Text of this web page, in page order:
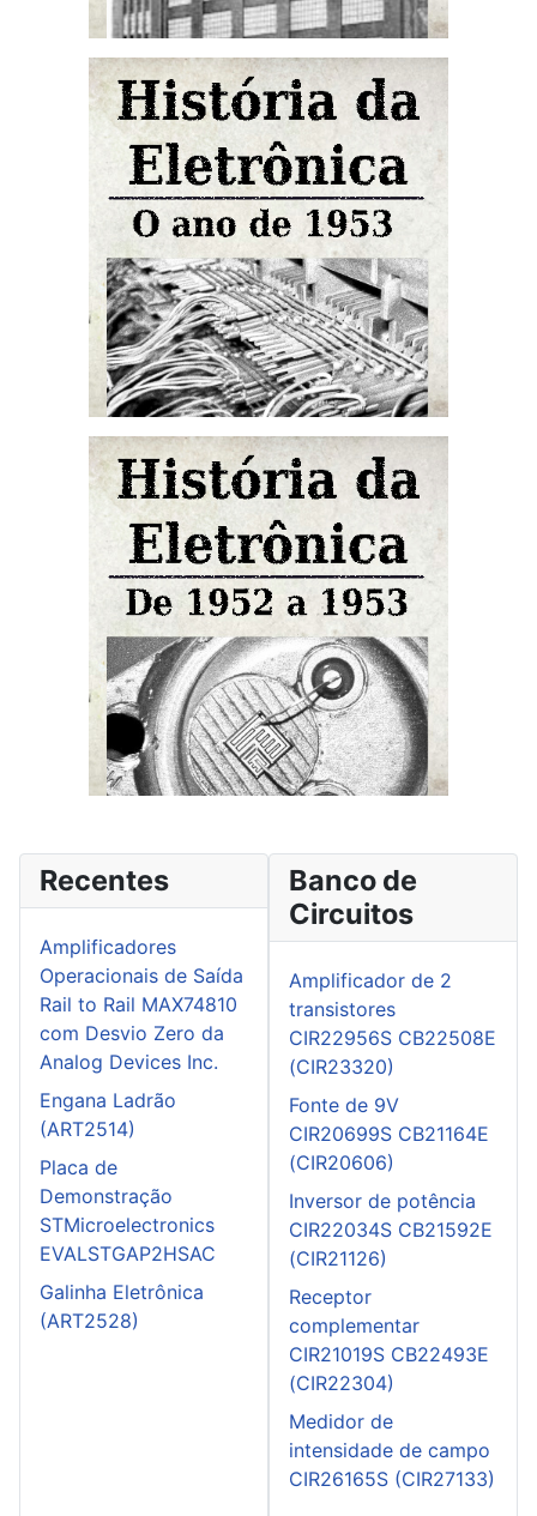
Recentes
Amplificadores
Operacionais de Saída
Rail to Rail MAX74810
com Desvio Zero da
Analog Devices Inc.
Engana Ladrão
(ART2514)
Placa de
Demonstração
STMicroelectronics
EVALSTGAP2HSAC
Galinha Eletrônica
(ART2528)
Banco de
Circuitos
Amplificador de 2
transistores
CIR22956S CB22508E
(CIR23320)
Fonte de 9V
CIR20699S CB21164E
(CIR20606)
Inversor de potência
CIR22034S CB21592E
(CIR21126)
Receptor
complementar
CIR21019S CB22493E
(CIR22304)
Medidor de
intensidade de campo
CIR26165S (CIR27133)